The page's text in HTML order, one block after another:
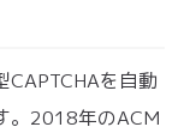
を自動
。2018年のACM